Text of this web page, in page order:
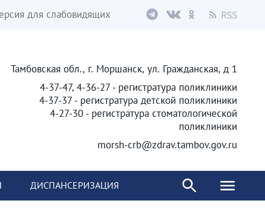
для слабовидящих
Тамбовская обл., г. Моршанск, ул. Гражданская, д 1
4-37-47, 4-36-27 - регистратура поликлиники
4-37-37 - регистратура детской поликлиники
4-27-30 - регистратура стоматологической
поликлиники
morsh-crb@zdrav.tambov.gov.ru
ДИСПАНСЕРИЗАЦИЯ